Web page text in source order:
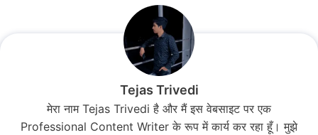
Tejas Trivedi
मेरा नाम Tejas Trivedi है और मैं इस वेबसाइट पर एक
Professional Content Writer के रूप में कार्य कर रहा हूँ। मुझे